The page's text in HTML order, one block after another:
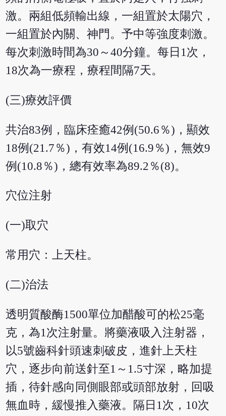
激。兩組低頻輸出線，一組置於太陽穴，
一組置於內關、神門。予中等強度刺激。
每次刺激時間為30～40分鐘。每日1次，
18次為一療程，療程間隔7天。
(三)療效評價
共治83例，臨床痊癒42例(50.6％)，顯效
18例(21.7％)，有效14例(16.9％)，無效9
例(10.8％)，總有效率為89.2％(8)。
穴位注射
(一)取穴
常用穴：上天柱。
(二)治法
透明質酸酶1500單位加醋酸可的松25毫
克，為1次注射量。將藥液吸入注射器，
以5號齒科針頭速刺破皮，進針上天柱
穴，逐步向前送針至1～1.5寸深，略加提
插，待針感向同側眼部或頭部放射，回吸
無血時，緩慢推入藥液。隔日1次，10次